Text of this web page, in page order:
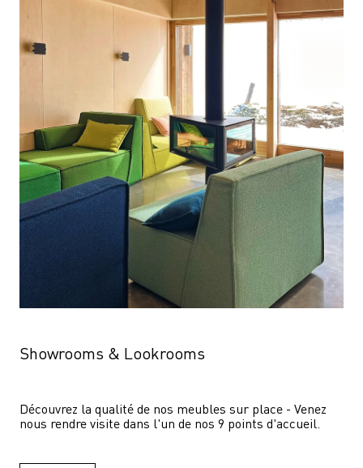
Showrooms & Lookrooms
Découvrez la qualité de nos meubles sur place - Venez
nous rendre visite dans l'un de nos 9 points d'accueil.